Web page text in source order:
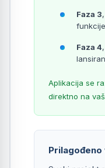
Faza 3
Faza 4
Aplikacija se
direktno na
Prilagođeno